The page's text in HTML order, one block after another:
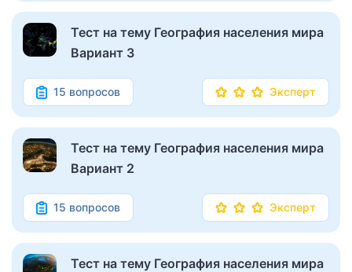
Тест на тему География населения мира
Вариант 3
15 вопросов Эксперт
Тест на тему География населения мира
Вариант 2
15 вопросов Эксперт
Тест на тему География населения мира